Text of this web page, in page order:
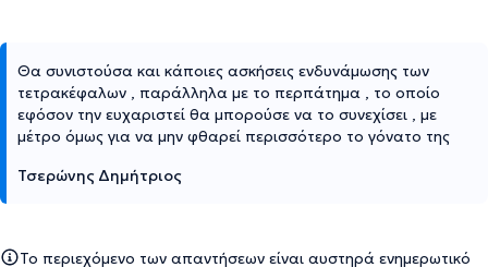
Θα συνιστούσα και κάποιες ασκήσεις ενδυνάμωσης των
τετρακέφαλων , παράλληλα με το περπάτημα , το οποίο
εφόσον την ευχαριστεί θα μπορούσε να το συνεχίσει , με
μέτρο όμως για να μην φθαρεί περισσότερο το γόνατο της
Τσερώνης Δημήτριος
Το περιεχόμενο των απαντήσεων είναι αυστηρά ενημερωτικό